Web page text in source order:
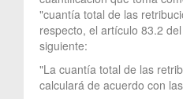
"cuantía total de las
respecto, el artículo 83.2
siguiente:
"La cuantía total de las
calculará de acuerdo con